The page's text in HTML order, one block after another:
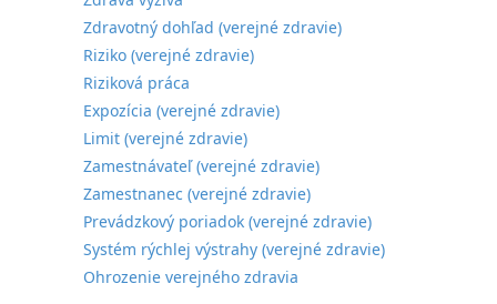
Zdravotný dohľad (verejné zdravie)
Riziko (verejné zdravie)
Riziková práca
Expozícia (verejné zdravie)
Limit (verejné zdravie)
Zamestnávateľ (verejné zdravie)
Zamestnanec (verejné zdravie)
Prevádzkový poriadok (verejné zdravie)
Systém rýchlej výstrahy (verejné zdravie)
Ohrozenie verejného zdravia